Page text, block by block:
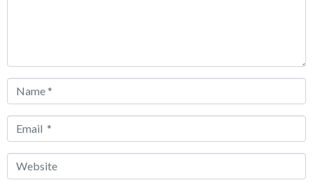
Name
Email
Website